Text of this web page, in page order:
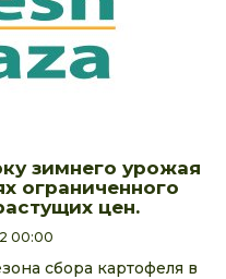
зимнего урожая
ограниченного
цен.
00:00
сбора картофеля в